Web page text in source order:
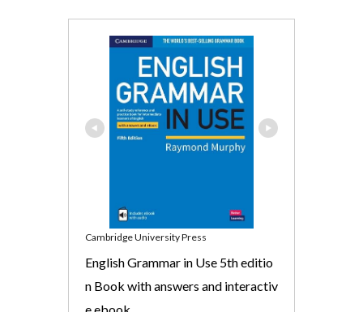
Cambridge University Press
English Grammar in Use 5th editio
n Book with answers and interactiv
e ebook